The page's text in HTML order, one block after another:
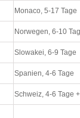
Monaco, 5-17 Tage
Norwegen, 6-10
Slowakei, 6-9 Tage
Spanien, 4-6 Tage
Schweiz, 4-6 Tage +